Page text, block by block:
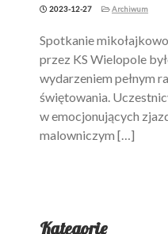
2023-12-27 Archiwum
Spotkanie
przez KS Wielopole
wydarzeniem pełnym
świętowania.
w emocjonujących
malowniczym […]
Kategorie